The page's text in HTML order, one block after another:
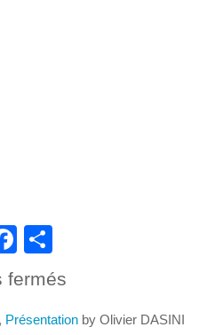
Facebook
fermés
Innovation
, Présentation by Olivier DASINI